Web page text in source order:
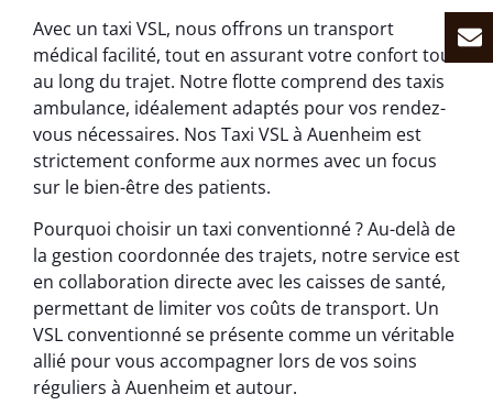
Avec un taxi VSL, nous offrons un transport
médical facilité, tout en assurant votre confort tout
au long du trajet. Notre flotte comprend des taxis
ambulance, idéalement adaptés pour vos rendez-
vous nécessaires. Nos Taxi VSL à Auenheim est
strictement conforme aux normes avec un focus
sur le bien-être des patients.
Pourquoi choisir un taxi conventionné ? Au-delà de
la gestion coordonnée des trajets, notre service est
en collaboration directe avec les caisses de santé,
permettant de limiter vos coûts de transport. Un
VSL conventionné se présente comme un véritable
allié pour vous accompagner lors de vos soins
réguliers à Auenheim et autour.